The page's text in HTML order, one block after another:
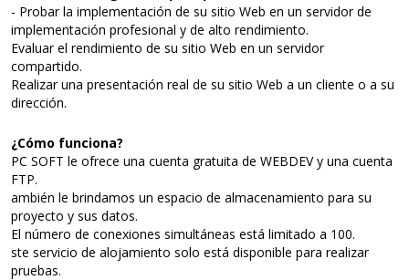
- Probar la implementación de su sitio Web en un servidor de
implementación profesional y de alto rendimiento.
Evaluar el rendimiento de su sitio Web en un servidor
compartido.
Realizar una presentación real de su sitio Web a un cliente o a su
dirección.
¿Cómo funciona?
PC SOFT le ofrece una cuenta gratuita de WEBDEV y una cuenta
FTP.
ambién le brindamos un espacio de almacenamiento para su
proyecto y sus datos.
El número de conexiones simultáneas está limitado a 100.
ste servicio de alojamiento solo está disponible para realizar
pruebas.